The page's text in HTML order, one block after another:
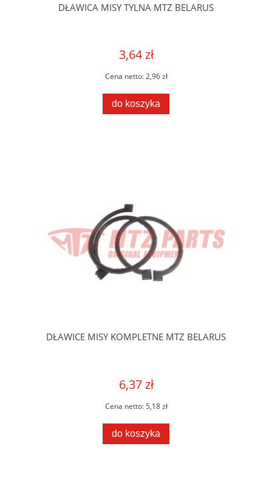
DŁAWICA MISY TYLNA MTZ BELARUS
3,64 zł
Cena netto:2,96 zł
do koszyka
DŁAWICE MISY KOMPLETNE MTZ BELARUS
6,37 zł
Cena netto:5,18 zł
do koszyka